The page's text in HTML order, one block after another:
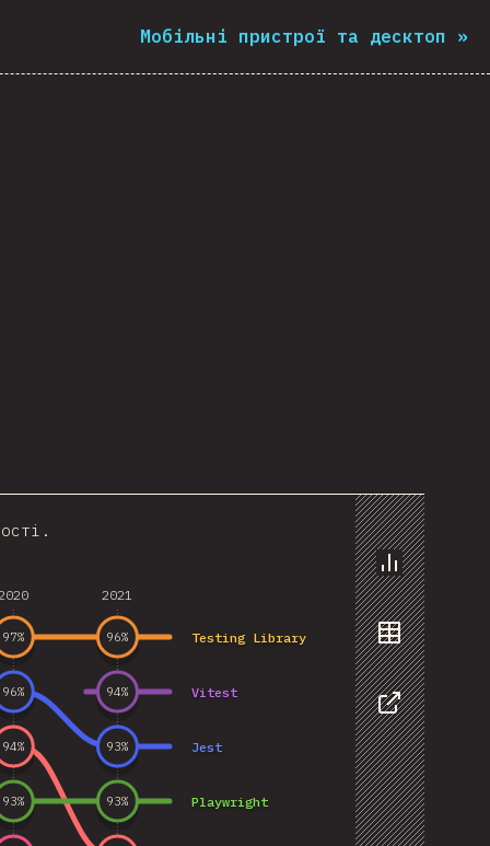
Мобільні пристрої та десктоп »
Chart
Data
Share
2021
Jest
Testing Library
Playwright
Vitest
96%
93%
94%
97% 96%
93% 93%
94%